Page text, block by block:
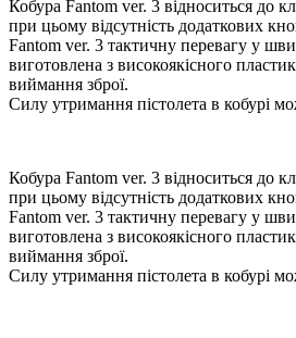
Кобура Fantom ver. 3 відноситься до
при цьому відсутність додаткових
Fantom ver. 3 тактичну перевагу у
виготовлена з високоякісного
виймання зброї.
Силу утримання пістолета в кобурі
Кобура Fantom ver. 3 відноситься до
при цьому відсутність додаткових
Fantom ver. 3 тактичну перевагу у
виготовлена з високоякісного
виймання зброї.
Силу утримання пістолета в кобурі